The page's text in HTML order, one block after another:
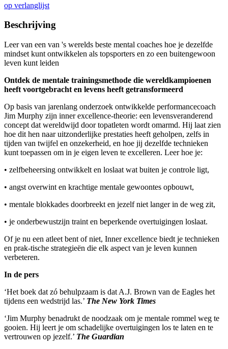
op verlanglijst
Beschrijving
Leer van een van 's werelds beste mental coaches hoe je dezelfde
mindset kunt ontwikkelen als topsporters en zo een buitengewoon
leven kunt leiden
Ontdek de mentale trainingsmethode die wereldkampioenen
heeft voortgebracht en levens heeft getransformeerd
Op basis van jarenlang onderzoek ontwikkelde performancecoach
Jim Murphy zijn inner excellence-theorie: een levensveranderend
concept dat wereldwijd door topatleten wordt omarmd. Hij laat zien
hoe dit hen naar uitzonderlijke prestaties heeft geholpen, zelfs in
tijden van twijfel en onzekerheid, en hoe jij dezelfde technieken
kunt toepassen om in je eigen leven te excelleren. Leer hoe je:
• zelfbeheersing ontwikkelt en loslaat wat buiten je controle ligt,
• angst overwint en krachtige mentale gewoontes opbouwt,
• mentale blokkades doorbreekt en jezelf niet langer in de weg zit,
• je onderbewustzijn traint en beperkende overtuigingen loslaat.
Of je nu een atleet bent of niet, Inner excellence biedt je technieken
en prak-tische strategieën die elk aspect van je leven kunnen
verbeteren.
In de pers
‘Het boek dat zó behulpzaam is dat A.J. Brown van de Eagles het
tijdens een wedstrijd las.’ The New York Times
‘Jim Murphy benadrukt de noodzaak om je mentale rommel weg te
gooien. Hij leert je om schadelijke overtuigingen los te laten en te
vertrouwen op jezelf.’ The Guardian